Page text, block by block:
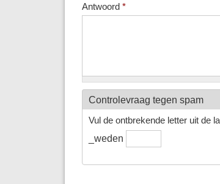
Antwoord *
Controlevraag tegen spam
Vul de ontbrekende letter uit de
_weden